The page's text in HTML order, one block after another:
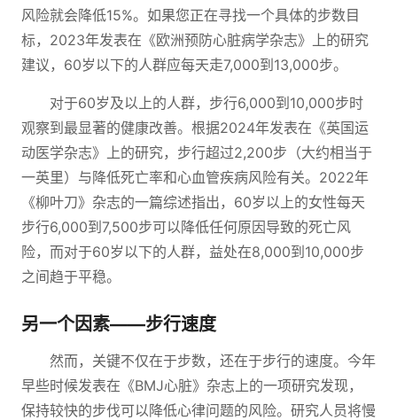
风险就会降低15%。如果您正在寻找一个具体的步数目
标，2023年发表在《欧洲预防心脏病学杂志》上的研究
建议，60岁以下的人群应每天走7,000到13,000步。
对于60岁及以上的人群，步行6,000到10,000步时
观察到最显著的健康改善。根据2024年发表在《英国运
动医学杂志》上的研究，步行超过2,200步（大约相当于
一英里）与降低死亡率和心血管疾病风险有关。2022年
《柳叶刀》杂志的一篇综述指出，60岁以上的女性每天
步行6,000到7,500步可以降低任何原因导致的死亡风
险，而对于60岁以下的人群，益处在8,000到10,000步
之间趋于平稳。
另一个因素——步行速度
然而，关键不仅在于步数，还在于步行的速度。今年
早些时候发表在《BMJ心脏》杂志上的一项研究发现，
保持较快的步伐可以降低心律问题的风险。研究人员将慢